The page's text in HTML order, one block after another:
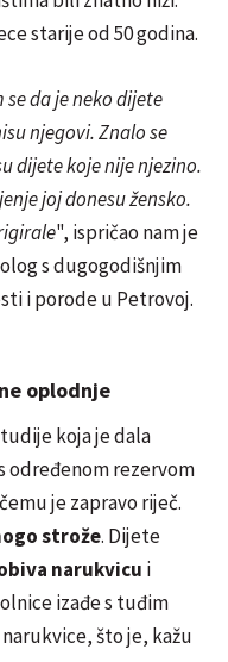
starije od 50 godina.
se da je neko dijete
njegovi. Znalo se
dijete koje nije njezino.
joj donesu žensko.
", ispričao nam je
s dugogodišnjim
i porode u Petrovoj.
oplodnje
koja je dala
rezervom
je zapravo riječ.
strože. Dijete
narukvicu i
izađe s tuđim
što je, kažu